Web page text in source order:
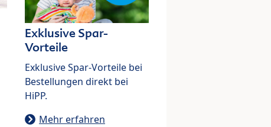
Exklusive Spar-
Vorteile
Exklusive Spar-Vorteile bei
Bestellungen direkt bei
HiPP.
Mehr erfahren